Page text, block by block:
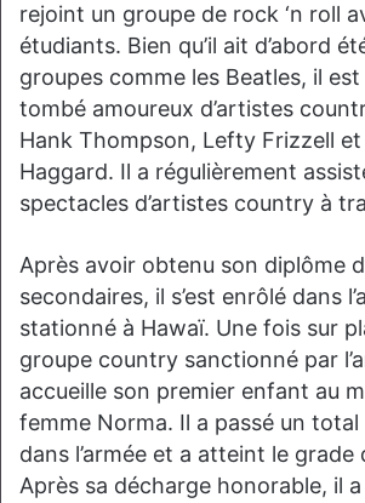
rejoint un groupe de rock ‘n roll
étudiants. Bien qu’il ait d’abord
groupes comme les Beatles, il
tombé amoureux d’artistes
Hank Thompson, Lefty Frizzell
Haggard. Il a régulièrement
spectacles d’artistes country à
Après avoir obtenu son diplôme
secondaires, il s’est enrôlé dans
stationné à Hawaï. Une fois sur
groupe country sanctionné par
accueille son premier enfant au
femme Norma. Il a passé un
dans l’armée et a atteint le grade
Après sa décharge honorable, il